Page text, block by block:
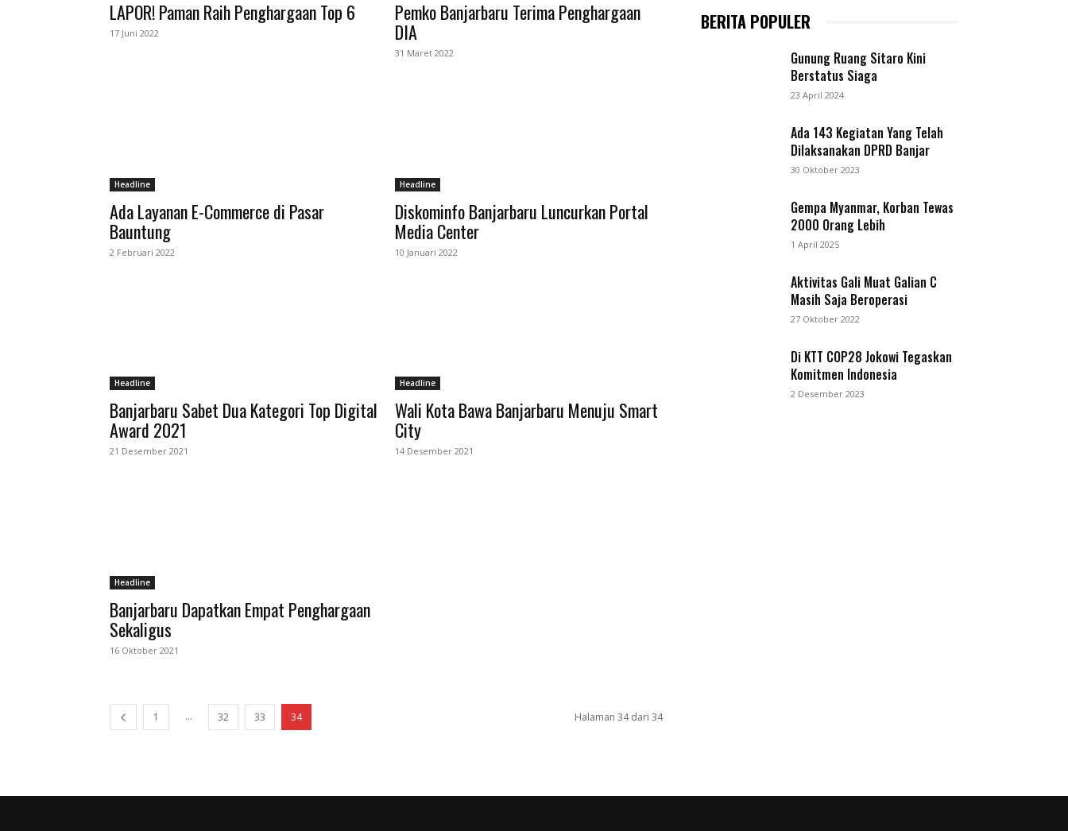
LAPOR! Paman Raih Penghargaan Top 6
17 Juni 2022
Pemko Banjarbaru Terima Penghargaan
DIA
31 Maret 2022
Headline
Ada Layanan E-Commerce di Pasar
Bauntung
2 Februari 2022
Headline
Diskominfo Banjarbaru Luncurkan Portal
Media Center
10 Januari 2022
Headline
Banjarbaru Sabet Dua Kategori Top Digital
Award 2021
21 Desember 2021
Headline
Wali Kota Bawa Banjarbaru Menuju Smart
City
14 Desember 2021
Headline
Banjarbaru Dapatkan Empat Penghargaan
Sekaligus
16 Oktober 2021
1 ... 32 33 34 Halaman 34 dari 34
BERITA POPULER
Gunung Ruang Sitaro Kini
Berstatus Siaga
23 April 2024
Ada 143 Kegiatan Yang Telah
Dilaksanakan DPRD Banjar
30 Oktober 2023
Gempa Myanmar, Korban Tewas
2000 Orang Lebih
1 April 2025
Aktivitas Gali Muat Galian C
Masih Saja Beroperasi
27 Oktober 2022
Di KTT COP28 Jokowi Tegaskan
Komitmen Indonesia
2 Desember 2023